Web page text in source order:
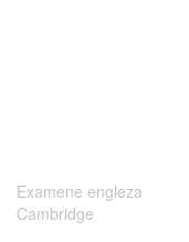
Examene engleza
Cambridge